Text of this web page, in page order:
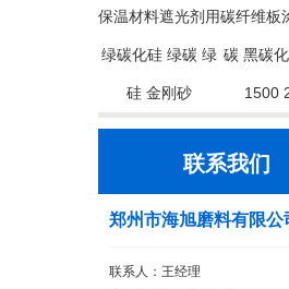
保温材料遮光剂用
绿碳化硅 绿碳 绿
硅 金刚砂
碳纤维板
碳 黑碳
1500
联系我们
郑州市海旭磨料有限公
联系人：王经理